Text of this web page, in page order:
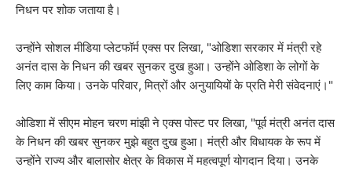
निधन पर शोक जताया है।
उन्होंने सोशल मीडिया प्लेटफॉर्म एक्स पर लिखा, "ओडिशा सरकार में मंत्री रहे
अनंत दास के निधन की खबर सुनकर दुख हुआ। उन्होंने ओडिशा के लोगों के
लिए काम किया। उनके परिवार, मित्रों और अनुयायियों के प्रति मेरी संवेदनाएं।"
ओडिशा में सीएम मोहन चरण मांझी ने एक्स पोस्ट पर लिखा, "पूर्व मंत्री अनंत दास
के निधन की खबर सुनकर मुझे बहुत दुख हुआ। मंत्री और विधायक के रूप में
उन्होंने राज्य और बालासोर क्षेत्र के विकास में महत्वपूर्ण योगदान दिया। उनके